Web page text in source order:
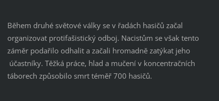
Během druhé světové války se v řadách hasičů začal
organizovat protifašistický odboj. Nacistům se však tento
záměr podařilo odhalit a začali hromadně zatýkat jeho
účastníky. Těžká práce, hlad a mučení v koncentračních
táborech způsobilo smrt téměř 700 hasičů.